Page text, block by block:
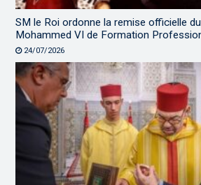
SM le Roi ordonne la remise officielle
Mohammed VI de Formation
24/07/2026